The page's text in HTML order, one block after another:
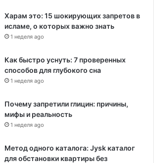
Харам это: 15 шокирующих запретов в
исламе, о которых важно знать
1 неделя ago
Как быстро уснуть: 7 проверенных
способов для глубокого сна
1 неделя ago
Почему запретили глицин: причины,
мифы и реальность
1 неделя ago
Метод одного каталога: Jysk каталог
для обстановки квартиры без